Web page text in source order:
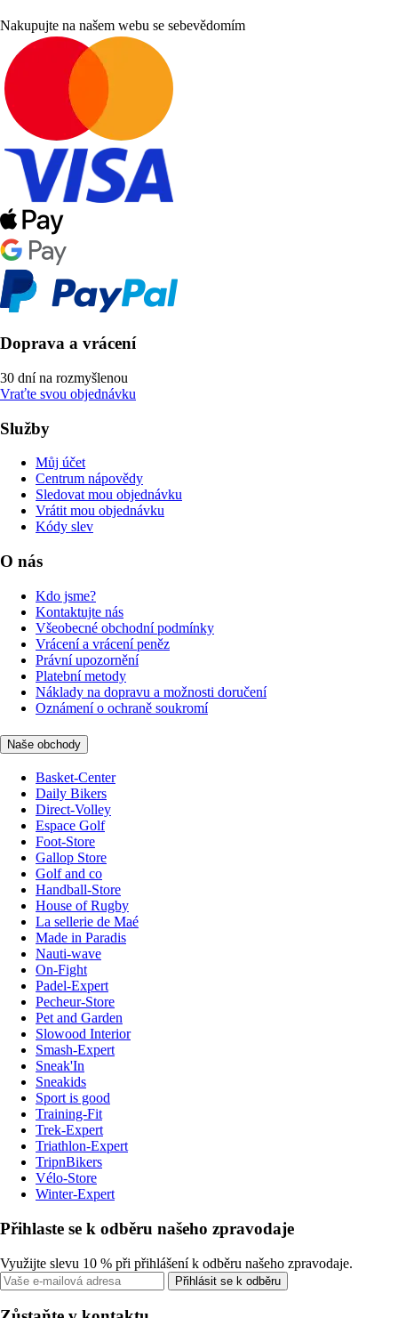
Nakupujte na našem webu se sebevědomím
Doprava a vrácení
30 dní na rozmyšlenou
Vraťte svou objednávku
Služby
Můj účet
Centrum nápovědy
Sledovat mou objednávku
Vrátit mou objednávku
Kódy slev
O nás
Kdo jsme?
Kontaktujte nás
Všeobecné obchodní podmínky
Vrácení a vrácení peněz
Právní upozornění
Platební metody
Náklady na dopravu a možnosti doručení
Oznámení o ochraně soukromí
Naše obchody
Basket-Center
Daily Bikers
Direct-Volley
Espace Golf
Foot-Store
Gallop Store
Golf and co
Handball-Store
House of Rugby
La sellerie de Maé
Made in Paradis
Nauti-wave
On-Fight
Padel-Expert
Pecheur-Store
Pet and Garden
Slowood Interior
Smash-Expert
Sneak'In
Sneakids
Sport is good
Training-Fit
Trek-Expert
Triathlon-Expert
TripnBikers
Vélo-Store
Winter-Expert
Přihlaste se k odběru našeho zpravodaje
Využijte slevu 10 % při přihlášení k odběru našeho zpravodaje.
Přihlásit se k odběru